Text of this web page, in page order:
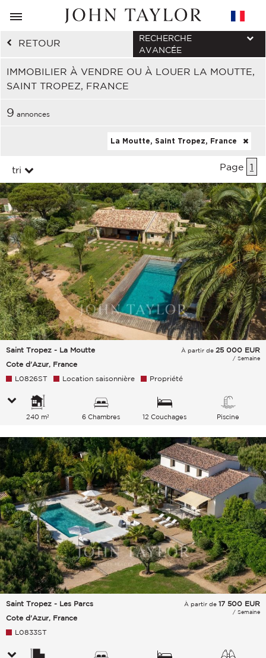
RETOUR
IMMOBILIER À VENDRE OU À LOUER LA MOUTTE,
SAINT TROPEZ, FRANCE
RECHERCHE
AVANCÉE
9 annonces
La Moutte, Saint Tropez, France
tri Page 1
Saint Tropez - La Moutte
Cote d'Azur, France
À partir de 25 000 EUR
/ Semaine
L0826ST Location saisonnière Propriété
240 m² 6 Chambres 12 Couchages Piscine
Saint Tropez - Les Parcs
Cote d'Azur, France
À partir de 17 500 EUR
/ Semaine
L0833ST